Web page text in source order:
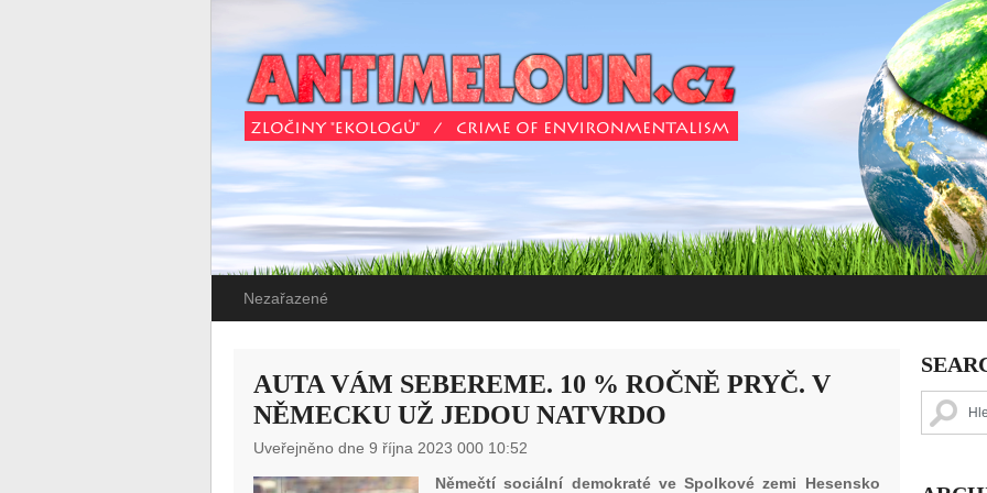
Nezařazené
AUTA VÁM SEBEREME. 10 % ROČNĚ PRYČ. V
NĚMECKU UŽ JEDOU NATVRDO
Uveřejněno dne 9 října 2023 000 10:52
Němečtí sociální demokraté ve Spolkové zemi Hesensko